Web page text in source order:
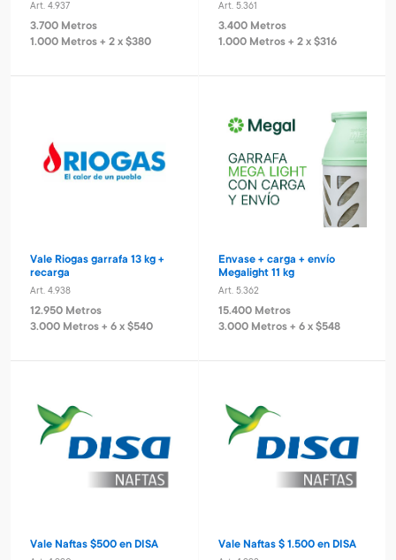
Art. 4.937
3.700 Metros
1.000 Metros + 2 x $380
Art. 5.361
3.400 Metros
1.000 Metros + 2 x $316
Vale Riogas garrafa 13 kg +
recarga
Art. 4.938
12.950 Metros
3.000 Metros + 6 x $540
Envase + carga + envío
Megalight 11 kg
Art. 5.362
15.400 Metros
3.000 Metros + 6 x $548
Vale Naftas $500 en DISA Vale Naftas $ 1.500 en DISA